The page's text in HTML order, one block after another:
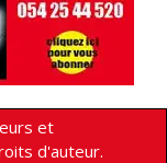
et
d'auteur.